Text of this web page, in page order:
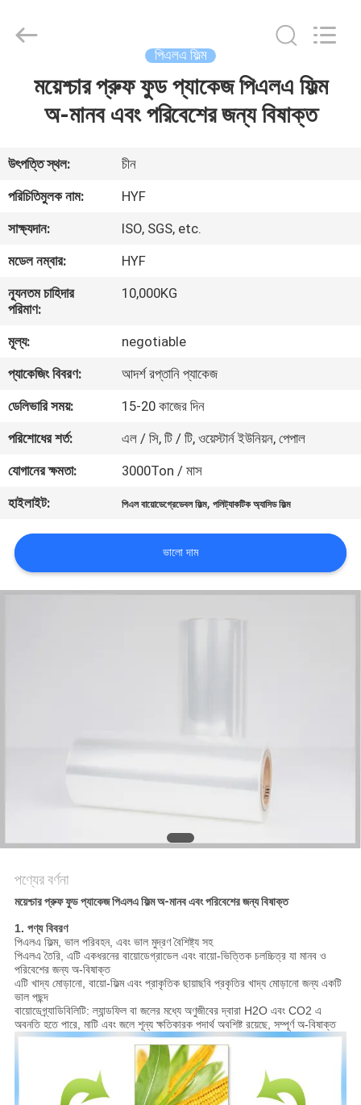
ভিডিও
আমাদের
সম্পর্কে
ভ্রমণ
মান
নিয়ন্ত্রণ
যোগাযোগ
করুন
খবর
পিএলএ ফিল্ম
ময়েশ্চার প্রুফ ফুড প্যাকেজ পিএলএ ফিল্ম
অ-মানব এবং পরিবেশের জন্য বিষাক্ত
উৎপত্তি স্থল:
চীন
পরিচিতিমুলক নাম:
HYF
সাক্ষ্যদান:
ISO, SGS, etc.
মডেল নম্বার:
HYF
ন্যূনতম চাহিদার
পরিমাণ:
10,000KG
মূল্য:
negotiable
প্যাকেজিং বিবরণ:
আদর্শ রপ্তানি প্যাকেজ
ডেলিভারি সময়:
15-20 কাজের দিন
পরিশোধের শর্ত:
এল / সি, টি / টি, ওয়েস্টার্ন ইউনিয়ন, পেপাল
যোগানের ক্ষমতা:
3000Ton / মাস
হাইলাইট:
পিএল বায়োডেগ্রেডেবল ফিল্ম,পলিট্যাকটিক অ্যাসিড ফিল্ম
ভালো দাম
পণ্যের বর্ণনা
ময়েশ্চার প্রুফ ফুড প্যাকেজ পিএলএ ফিল্ম অ-মানব এবং পরিবেশের জন্য বিষাক্ত
1. পণ্য বিবরণ
পিএলএ ফিল্ম, ভাল পরিবহন, এবং ভাল মুদ্রণ বৈশিষ্ট্য সহ
পিএলএ তৈরি, এটি একধরনের বায়োডেগ্রাডেল এবং বায়ো-ভিত্তিক চলচ্চিত্র যা মানব ও
পরিবেশের জন্য অ-বিষাক্ত
এটি খাদ্য মোড়ানো, বায়ো-ফিল্ম এবং প্রাকৃতিক ছায়াছবি প্রকৃতির খাদ্য মোড়ানো জন্য একটি
ভাল পছন্দ
বায়োডেগ্র্যাডিবিলিটি: ল্যান্ডফিল বা জলের মধ্যে অণুজীবের দ্বারা H2O এবং CO2 এ
অবনতি হতে পারে, মাটি এবং জলে শূন্য ক্ষতিকারক পদার্থ অবশিষ্ট রয়েছে, সম্পূর্ণ অ-বিষাক্ত